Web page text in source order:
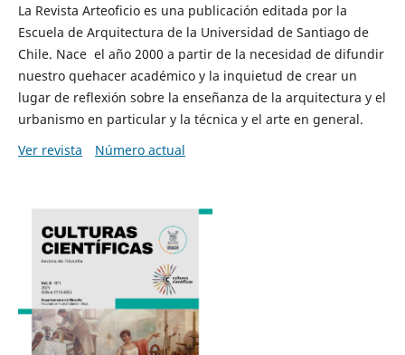
La Revista Arteoficio es una publicación editada por la
Escuela de Arquitectura de la Universidad de Santiago de
Chile. Nace el año 2000 a partir de la necesidad de difundir
nuestro quehacer académico y la inquietud de crear un
lugar de reflexión sobre la enseñanza de la arquitectura y el
urbanismo en particular y la técnica y el arte en general.
Ver revista
Número actual